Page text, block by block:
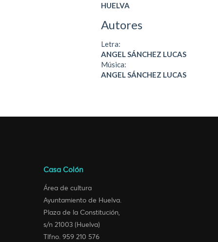
HUELVA
Autores
Letra:
ANGEL SÁNCHEZ LUCAS
Música:
ANGEL SÁNCHEZ LUCAS
Casa Colón
Área de cultura
Ayuntamiento de Huelva.
Plaza de la Constitución,
s/n 21003 (Huelva)
Tlfno. 959 210 576